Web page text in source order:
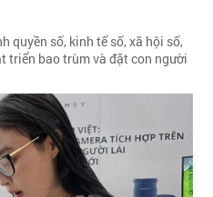
quyền số, kinh tế số, xã hội số,
triển bao trùm và đặt con người